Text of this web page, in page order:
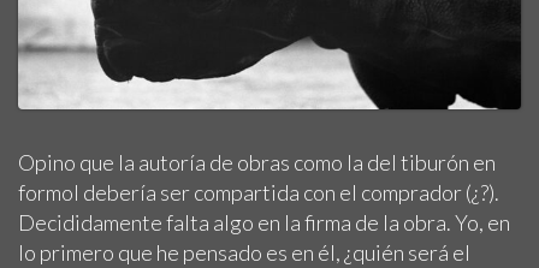
Opino que la autoría de obras como la del tiburón en
formol debería ser compartida con el comprador (¿?).
Decididamente falta algo en la firma de la obra. Yo, en
lo primero que he pensado es en él, ¿quién será el